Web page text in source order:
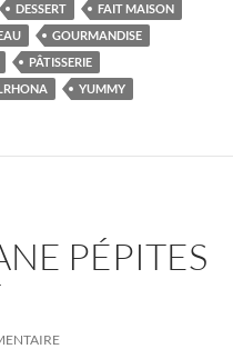
DESSERT
FAIT MAISON
GOURMANDISE
PÂTISSERIE
YUMMY
PÉPITES